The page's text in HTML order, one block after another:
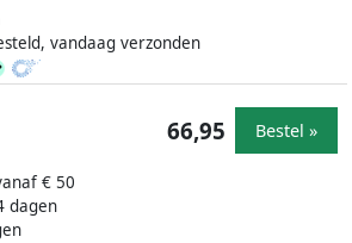
vandaag verzonden
€ 50
dagen
66,95 Bestel »